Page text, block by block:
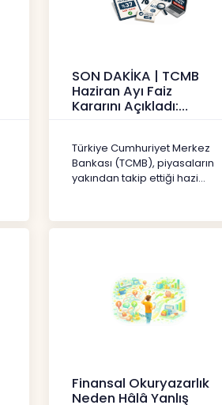
SON DAKİKA | TCMB
Haziran Ayı Faiz
Kararını Açıkladı:
Haberler
Türkiye Cumhuriyet Merkez
Bankası (TCMB), piyasaların
yakından takip ettiği hazi...
Finansal Okuryazarlık
Neden Hâlâ Yanlış